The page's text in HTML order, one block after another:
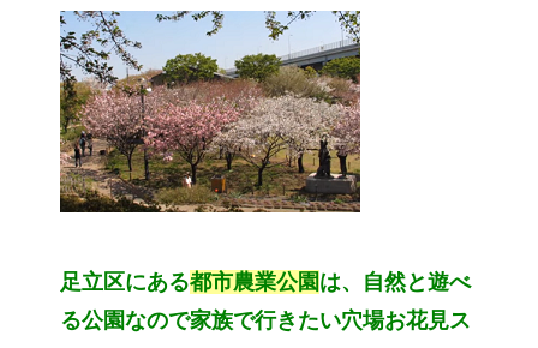
足立区にある都市農業公園は、自然と遊べ
る公園なので家族で行きたい穴場お花見ス